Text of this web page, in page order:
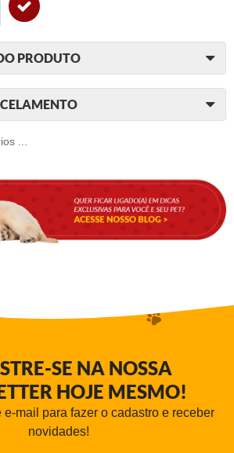
PRODUTO
...
SE NA NOSSA
HOJE MESMO!
e-mail para fazer o cadastro e receber
novidades!